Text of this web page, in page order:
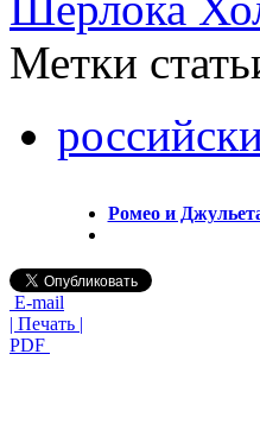
Метки
Ромео и
E-mail
| Печать |
PDF